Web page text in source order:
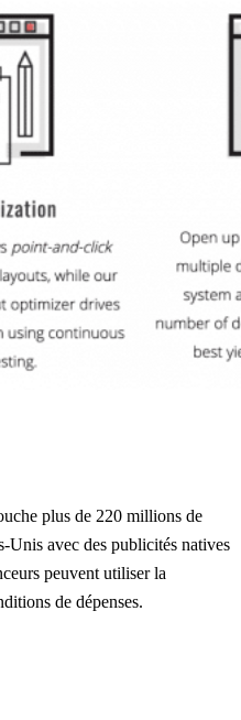
plus de 220 millions de
Unis avec des publicités natives
peuvent utiliser la
de dépenses.